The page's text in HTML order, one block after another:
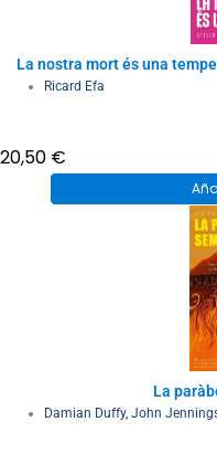
La nostra mort és una
Ricard Efa
20,50 €
La
Damian Duffy, John